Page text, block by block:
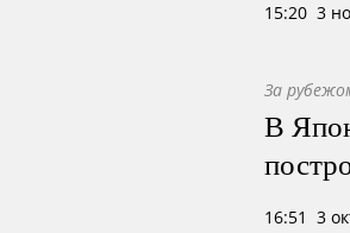
15:20 3
За
В
16:51 3